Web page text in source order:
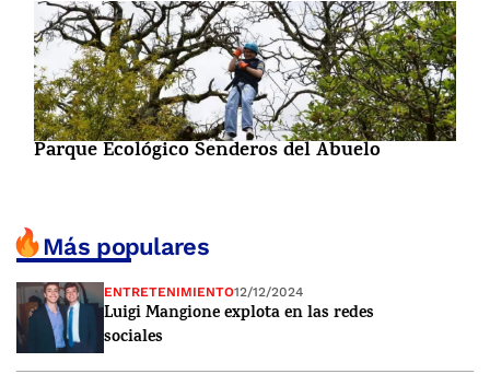
Parque Ecológico Senderos del Abuelo
Más populares
ENTRETENIMIENTO12/12/2024
Luigi Mangione explota en las redes
sociales